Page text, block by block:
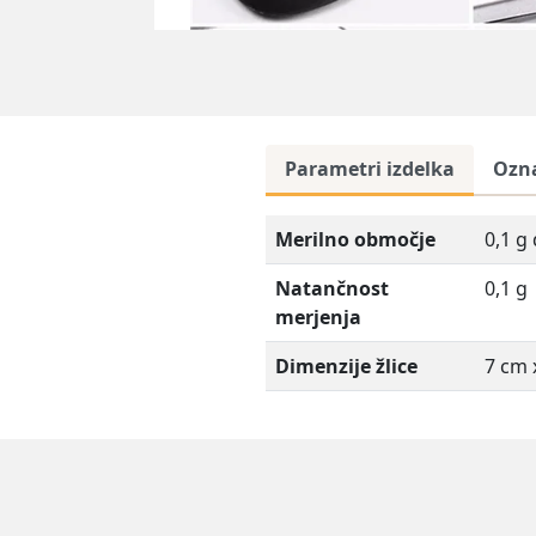
Parametri izdelka
Merilno območje
0,1 g
Natančnost
merjenja
0,1 g
Dimenzije žlice 7 cm